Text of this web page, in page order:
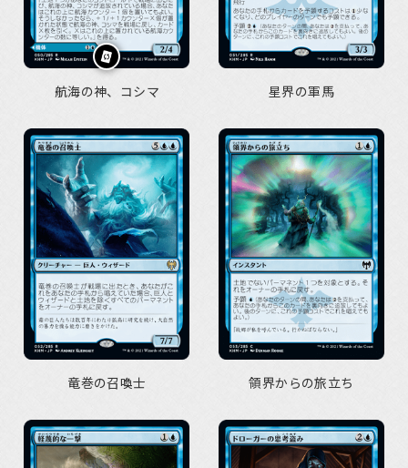
航海の神、コシマ 星界の軍馬
竜巻の召喚士 領界からの旅立ち